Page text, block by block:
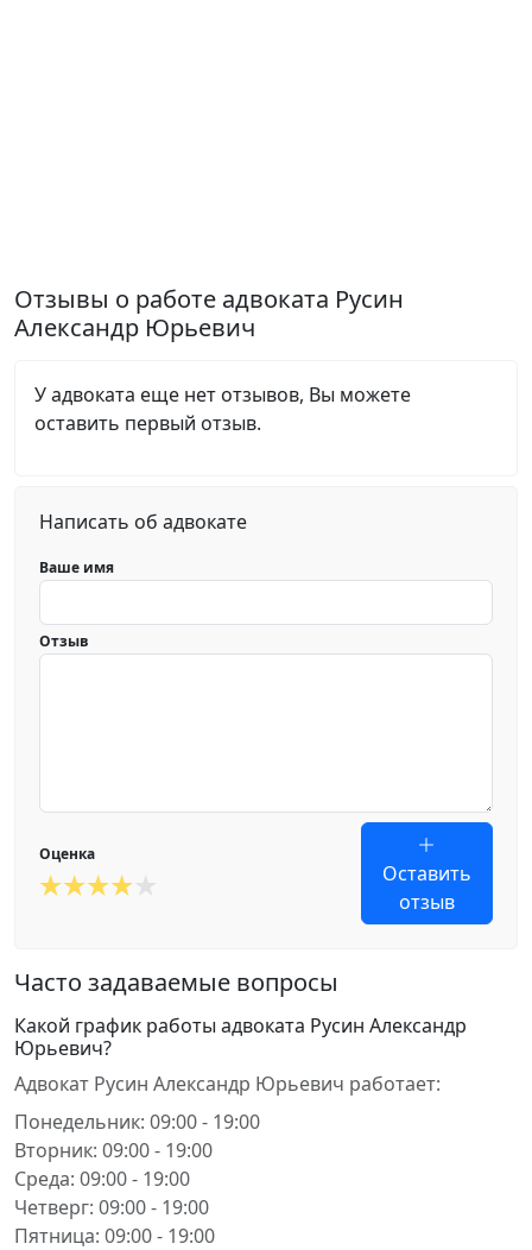
Отзывы о работе адвоката Русин
Александр Юрьевич
У адвоката еще нет отзывов, Вы можете
оставить первый отзыв.
Написать об адвокате
Ваше имя
Отзыв
Оценка
Оставить
отзыв
Часто задаваемые вопросы
Какой график работы адвоката Русин Александр
Юрьевич?
Адвокат Русин Александр Юрьевич работает:
Понедельник: 09:00 - 19:00
Вторник: 09:00 - 19:00
Среда: 09:00 - 19:00
Четверг: 09:00 - 19:00
Пятница: 09:00 - 19:00